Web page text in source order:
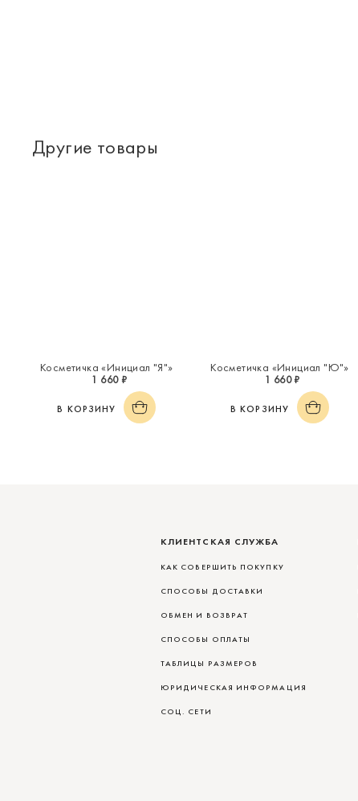
Другие товары
Косметичка «Инициал "Я"»
1 660 ₽
В КОРЗИНУ
Косметичка «Инициал "Ю"»
1 660 ₽
В КОРЗИНУ
КЛИЕНТСКАЯ СЛУЖБА
КАК СОВЕРШИТЬ ПОКУПКУ
СПОСОБЫ ДОСТАВКИ
ОБМЕН И ВОЗВРАТ
СПОСОБЫ ОПЛАТЫ
ТАБЛИЦЫ РАЗМЕРОВ
ЮРИДИЧЕСКАЯ ИНФОРМАЦИЯ
СОЦ. СЕТИ